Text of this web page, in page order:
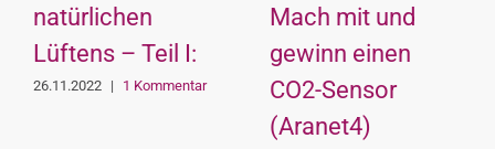
natürlichen
Lüftens – Teil I:
26.11.2022 | 1 Kommentar
Mach mit und
gewinn einen
CO2-Sensor
(Aranet4)